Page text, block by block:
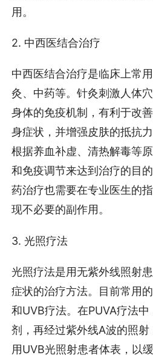
用。
2. 中西医结合治疗
中西医结合治疗是临床上常
灸、中药等。针灸刺激人体
身体的免疫机制，有利于改
身症状，并增强皮肤的抵抗
根据养血补虚、清热解毒等
和免疫调节来达到治疗的目
药治疗也需要在专业医生的
现不必要的副作用。
3. 光照疗法
光照疗法是用无紫外线照射
症状的治疗方法。目前常用
和UVB疗法。在PUVA疗法
剂，再经过紫外线A波的照
用UVB光照射患者体表，以